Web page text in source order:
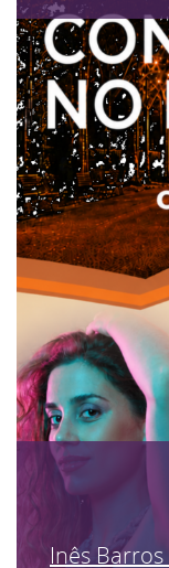
Inês